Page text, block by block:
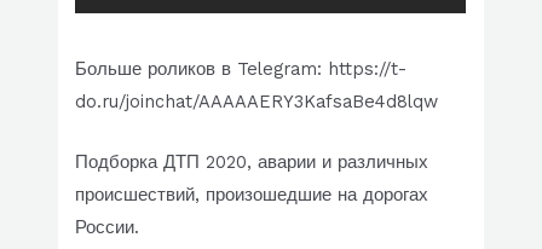
Больше роликов в Telegram: https://t-
do.ru/joinchat/AAAAAERY3KafsaBe4d8lqw
Подборка ДТП 2020, аварии и различных
происшествий, произошедшие на дорогах
России.